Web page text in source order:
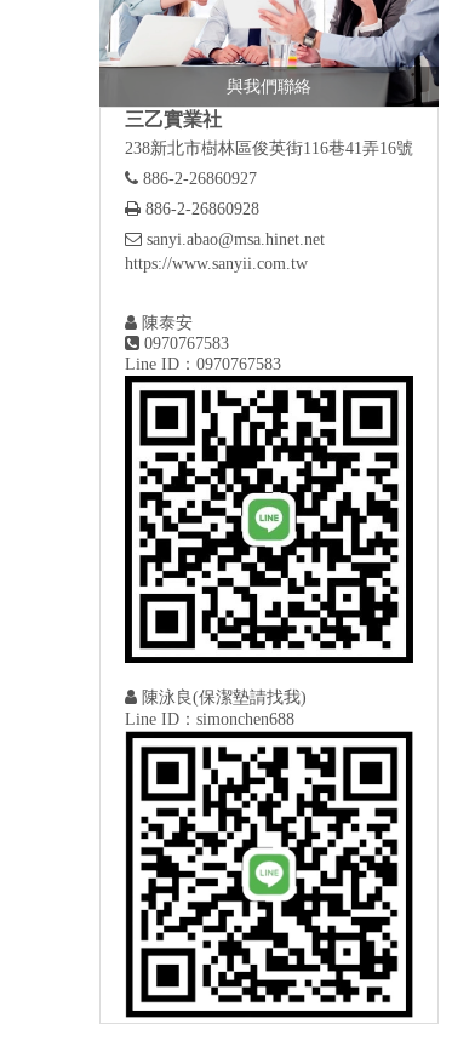
與我們聯絡
三乙實業社
238新北市樹林區俊英街116巷41弄16號
 886-2-26860927
 886-2-26860928
 sanyi.abao@msa.hinet.net
https://www.sanyii.com.tw
 陳泰安
 0970767583
Line ID：0970767583
 陳泳良(保潔墊請找我)
Line ID：simonchen688